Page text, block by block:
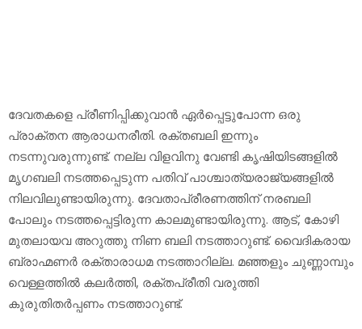
ദേവതകളെ പ്രീണിപ്പിക്കുവാന്‍ ഏര്‍പ്പെട്ടുപോന്ന ഒരു
പ്രാക്തന ആരാധനരീതി. രക്തബലി ഇന്നും
നടന്നുവരുന്നുണ്ട്. നല്ല വിളവിനു വേണ്ടി കൃഷിയിടങ്ങളില്‍
മൃഗബലി നടത്തപ്പെടുന്ന പതിവ് പാശ്ചാത്യരാജ്യങ്ങളില്‍
നിലവിലുണ്ടായിരുന്നു. ദേവതാപ്രീരണത്തിന് നരബലി
പോലും നടത്തപ്പെട്ടിരുന്ന കാലമുണ്ടായിരുന്നു. ആട്, കോഴി
മുതലായവ അറുത്തു നിണ ബലി നടത്താറുണ്ട്. വൈദികരായ
ബ്രാഹ്മണര്‍ രക്താരാധമ നടത്താറില്ല. മഞ്ഞളും ചുണ്ണാമ്പും
വെള്ളത്തില്‍ കലര്‍ത്തി, രക്തപ്രീതി വരുത്തി
കുരുതിതര്‍പ്പണം നടത്താറുണ്ട്.